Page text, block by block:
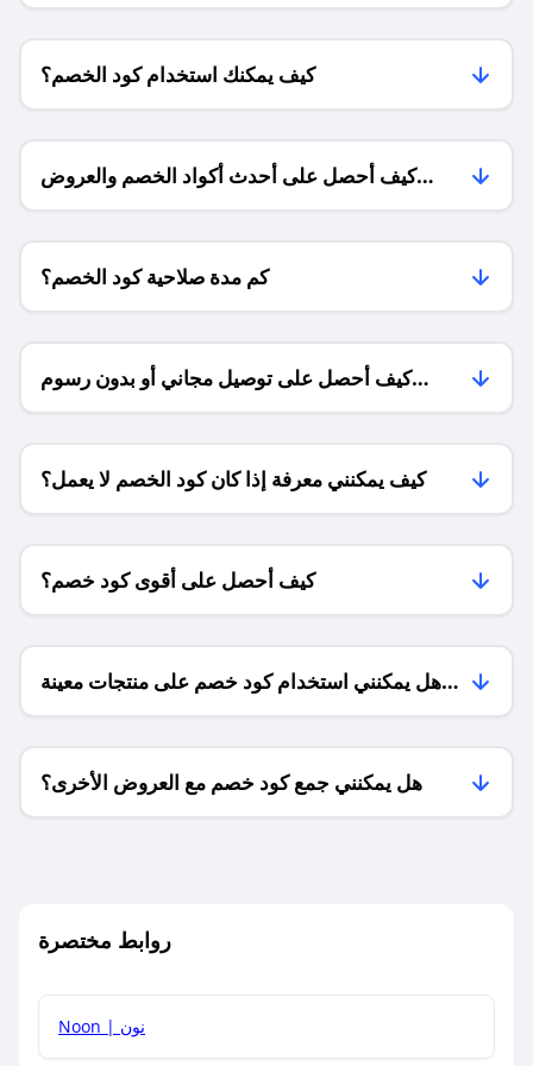
كيف يمكنك استخدام كود الخصم؟
كيف أحصل على أحدث أكواد الخصم والعروض
للمتاجر؟
كم مدة صلاحية كود الخصم؟
كيف أحصل على توصيل مجاني أو بدون رسوم
الشحن ؟
كيف يمكنني معرفة إذا كان كود الخصم لا يعمل؟
كيف أحصل على أقوى كود خصم؟
هل يمكنني استخدام كود خصم على منتجات معينة
فقط؟
هل يمكنني جمع كود خصم مع العروض الأخرى؟
روابط مختصرة
Noon | نون